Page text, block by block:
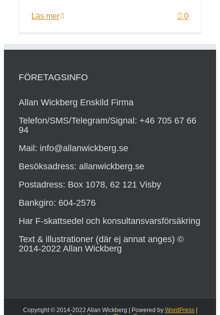
Läs mer 0
FÖRETAGSINFO
Allan Wickberg Enskild Firma
Telefon/SMS/Telegram/Signal: +46 705 67 66
94
Mail: info@allanwickberg.se
Besöksadress: allanwickberg.se
Postadress: Box 1078, 62 121 Visby
Bankgiro: 604-2576
Har F-skattsedel och konsultansvarsförsäkring
Text & illustrationer (där ej annat anges) ©
2014-2022 Allan Wickberg
Copyright © 2014-2022 Allan Wickberg | Powered by WordPress|